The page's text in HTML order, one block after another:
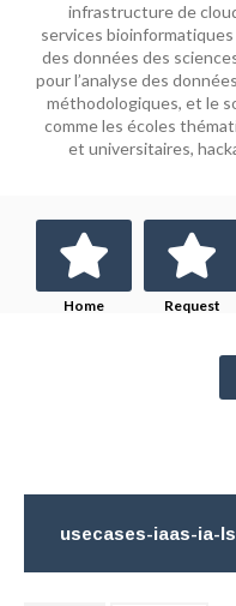
infrastructure de
services
des données des
pour l’analyse des
méthodologiques, et le
comme les écoles
et universitaires,
Home
Request
usecases-iaas-ia-